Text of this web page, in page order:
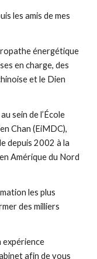
les amis de mes
énergétique
en charge, des
et le Dien
sein de l’École
Chan (EiMDC),
depuis 2002 à la
Amérique du Nord
les plus
des milliers
expérience
afin de vous